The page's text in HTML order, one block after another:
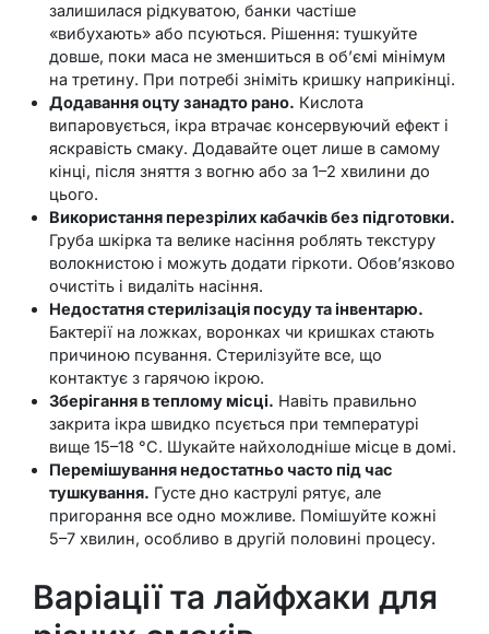
залишилася рідкуватою, банки частіше
«вибухають» або псуються. Рішення: тушкуйте
довше, поки маса не зменшиться в об’ємі мінімум
на третину. При потребі зніміть кришку наприкінці.
Додавання оцту занадто рано. Кислота
випаровується, ікра втрачає консервуючий ефект і
яскравість смаку. Додавайте оцет лише в самому
кінці, після зняття з вогню або за 1–2 хвилини до
цього.
Використання перезрілих кабачків без підготовки.
Груба шкірка та велике насіння роблять текстуру
волокнистою і можуть додати гіркоти. Обов’язково
очистіть і видаліть насіння.
Недостатня стерилізація посуду та інвентарю.
Бактерії на ложках, воронках чи кришках стають
причиною псування. Стерилізуйте все, що
контактує з гарячою ікрою.
Зберігання в теплому місці. Навіть правильно
закрита ікра швидко псується при температурі
вище 15–18 °C. Шукайте найхолодніше місце в домі.
Перемішування недостатньо часто під час
тушкування. Густе дно каструлі рятує, але
пригорання все одно можливе. Помішуйте кожні
5–7 хвилин, особливо в другій половині процесу.
Варіації та лайфхаки для